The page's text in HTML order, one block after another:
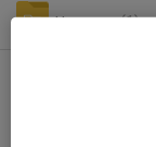
Uppstart (1)